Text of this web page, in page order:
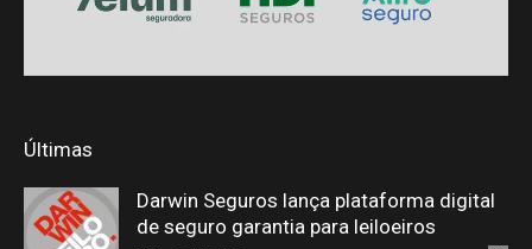
Últimas
Darwin Seguros lança plataforma digital
de seguro garantia para leiloeiros